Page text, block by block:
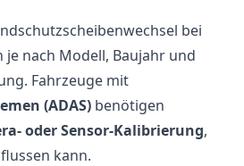
bei
nach Modell, Baujahr und
Fahrzeuge mit
(ADAS) benötigen
oder Sensor-Kalibrierung,
kann.